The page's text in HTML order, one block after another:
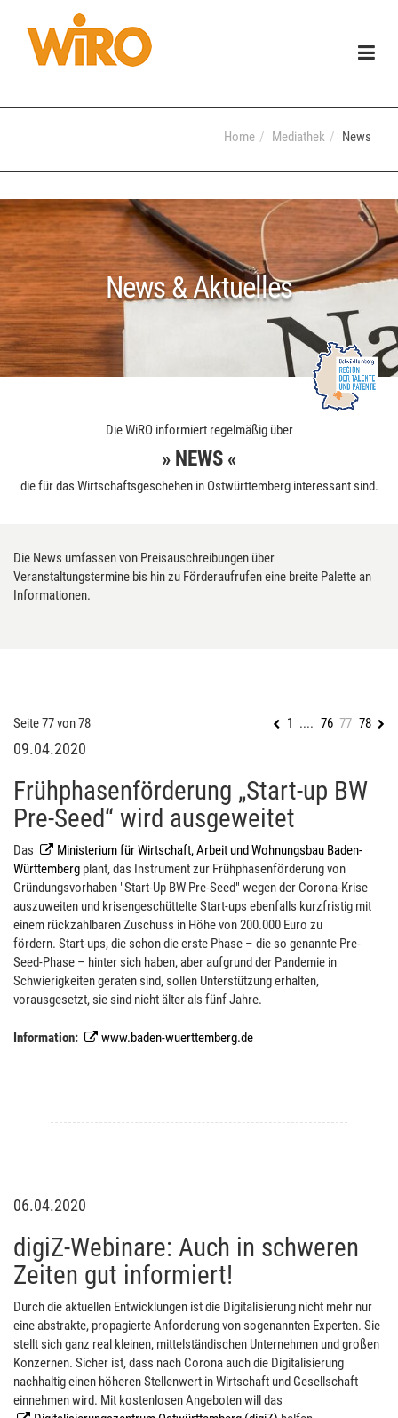
Home Mediathek News
News & Aktuelles
Die WiRO informiert regelmäßig über
» NEWS «
die für das Wirtschaftsgeschehen in Ostwürttemberg interessant sind.
Die News umfassen von Preisauschreibungen über
Veranstaltungstermine bis hin zu Förderaufrufen eine breite Palette an
Informationen.
Seite 77 von 78 1 .... 76 77 78
09.04.2020
Frühphasenförderung „Start-up BW
Pre-Seed“ wird ausgeweitet
Das
Ministerium für Wirtschaft, Arbeit und Wohnungsbau Baden-
Württemberg plant, das Instrument zur Frühphasenförderung von
Gründungsvorhaben "Start-Up BW Pre-Seed" wegen der Corona-Krise
auszuweiten und krisengeschüttelte Start-ups ebenfalls kurzfristig mit
einem rückzahlbaren Zuschuss in Höhe von 200.000 Euro zu
fördern. Start-ups, die schon die erste Phase – die so genannte Pre-
Seed-Phase – hinter sich haben, aber aufgrund der Pandemie in
Schwierigkeiten geraten sind, sollen Unterstützung erhalten,
vorausgesetzt, sie sind nicht älter als fünf Jahre.
Information: www.baden-wuerttemberg.de
06.04.2020
digiZ-Webinare: Auch in schweren
Zeiten gut informiert!
Durch die aktuellen Entwicklungen ist die Digitalisierung nicht mehr nur
eine abstrakte, propagierte Anforderung von sogenannten Experten. Sie
stellt sich ganz real kleinen, mittelständischen Unternehmen und großen
Konzernen. Sicher ist, dass nach Corona auch die Digitalisierung
nachhaltig einen höheren Stellenwert in Wirtschaft und Gesellschaft
einnehmen wird. Mit kostenlosen Angeboten will das